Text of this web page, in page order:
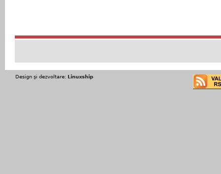
Design şi dezvoltare: Linuxship